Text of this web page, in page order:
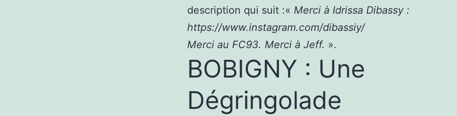
description qui suit :« Merci à Idrissa Dibassy :
https://www.instagram.com/dibassiy/
Merci au FC93. Merci à Jeff. ».
BOBIGNY : Une
Dégringolade